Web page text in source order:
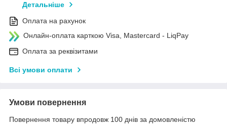
Детальніше
Оплата на рахунок
Онлайн-оплата карткою Visa, Mastercard - LiqPay
Оплата за реквізитами
Всі умови оплати
Умови повернення
Повернення товару впродовж 100 днів за домовленістю